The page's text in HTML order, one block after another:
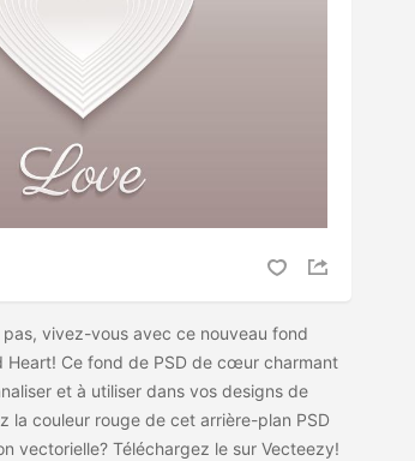
vivez-vous avec ce nouveau fond
Heart! Ce fond de PSD de cœur charmant
et à utiliser dans vos designs de
la couleur rouge de cet arrière-plan PSD
vectorielle? Téléchargez le sur Vecteezy!